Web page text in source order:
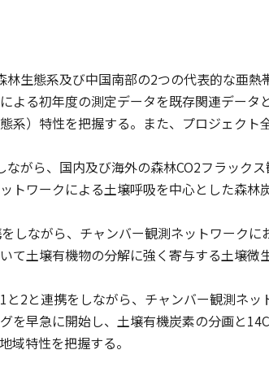
生態系及び中国南部の2つの代表的な亜熱
る初年度の測定データを既存関連データ
）特性を把握する。また、プロジェクト
がら、国内及び海外の森林CO2フラック
トワークによる土壌呼吸を中心とした森林
しながら、チャンバー観測ネットワークに
て土壌有機物の分解に強く寄与する土壌微
2と連携をしながら、チャンバー観測ネッ
を早急に開始し、土壌有機炭素の分画と
域特性を把握する。